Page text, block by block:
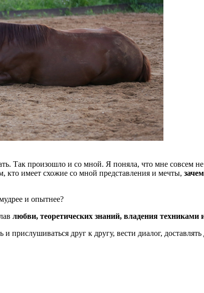
Так произошло и со мной. Я поняла, что мне совсем
кто имеет схожие со мной представления и мечты,
и опытнее?
любви, теоретических знаний, владения техниками
друг к другу, вести диалог, доставлять